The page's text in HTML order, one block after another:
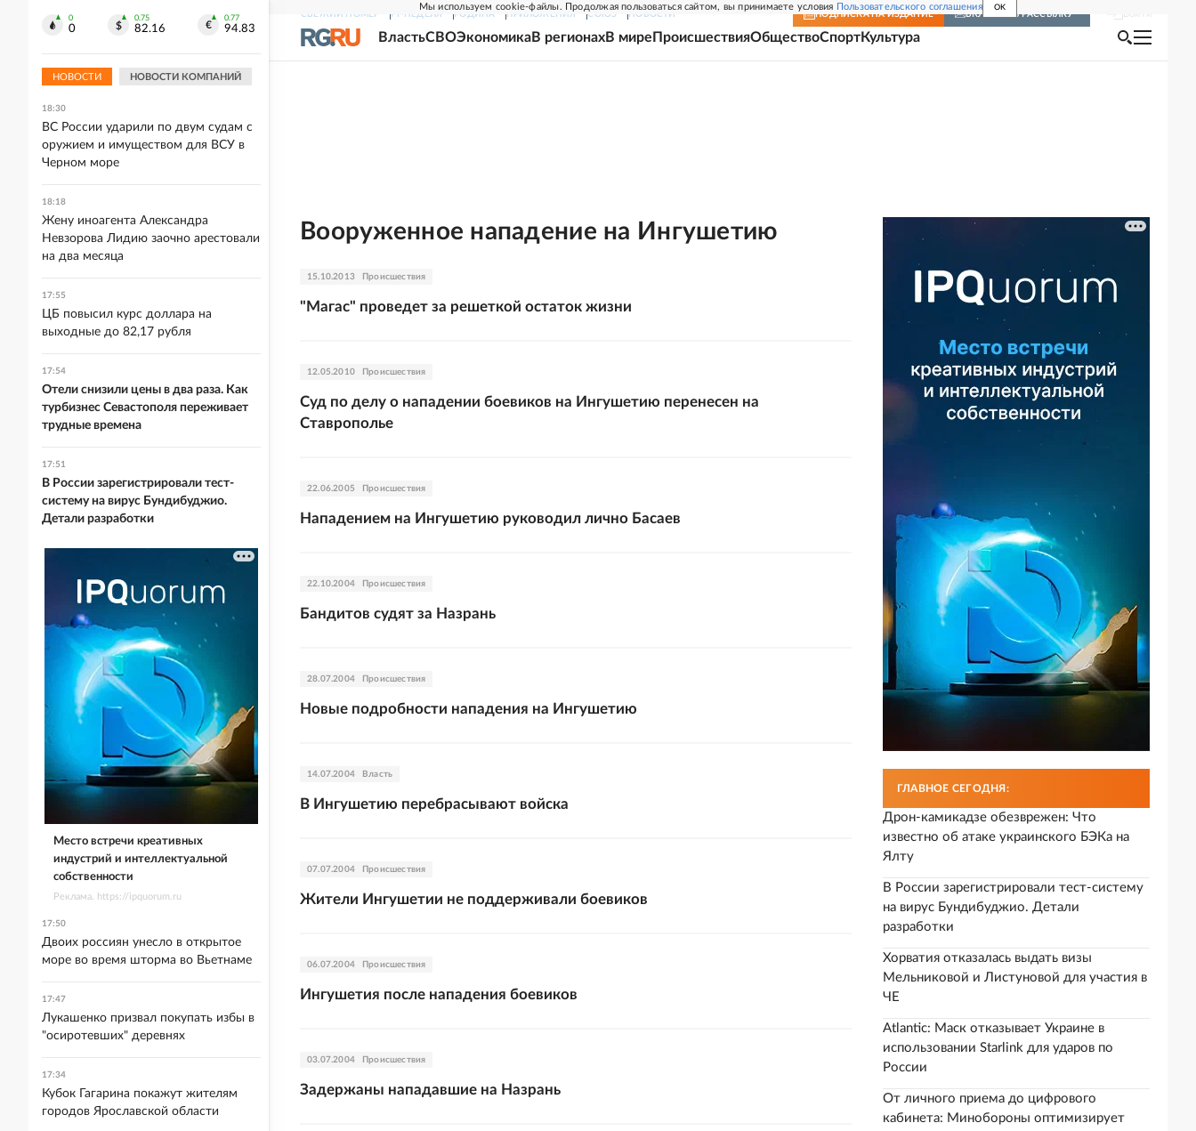
Мы используем cookie-файлы. Продолжая пользоваться сайтом, вы принимаете условия Пользовательского соглашения OK
СВЕЖИЙ НОМЕР РГ-НЕДЕЛЯ РОДИНА ПРИЛОЖЕНИЯ СОЮЗ НОВОСТИ ПОДПИСКА НА ИЗДАНИЕ ВКЛЮЧИТЬ РАССЫЛКУ
ВластьСВОЭкономикаВ регионахВ мире ПроисшествияОбществоСпортКультура
Вооруженное нападение на Ингушетию
15.10.2013 Происшествия
"Магас" проведет за решеткой остаток жизни
12.05.2010 Происшествия
Суд по делу о нападении боевиков на Ингушетию перенесен на
Ставрополье
22.06.2005 Происшествия
Нападением на Ингушетию руководил лично Басаев
22.10.2004 Происшествия
Бандитов судят за Назрань
28.07.2004 Происшествия
Новые подробности нападения на Ингушетию
14.07.2004 Власть
В Ингушетию перебрасывают войска
07.07.2004 Происшествия
Жители Ингушетии не поддерживали боевиков
06.07.2004 Происшествия
Ингушетия после нападения боевиков
03.07.2004 Происшествия
Задержаны нападавшие на Назрань
ГЛАВНОЕ СЕГОДНЯ:
Дрон-камикадзе обезврежен: Что
известно об атаке украинского БЭКа на
Ялту
В России зарегистрировали тест-систему
на вирус Бундибуджио. Детали
разработки
Хорватия отказалась выдать визы
Мельниковой и Листуновой для участия в
ЧЕ
Atlantic: Маск отказывает Украине в
использовании Starlink для ударов по
России
От личного приема до цифрового
кабинета: Минобороны оптимизирует
0
0
0.75
82.16
0.77
94.83
НОВОСТИ НОВОСТИ КОМПАНИЙ
18:52
При консервации дома важно
почему
18:30
ВС России ударили по двум судам с
оружием и имуществом для ВСУ в
Черном море
18:18
Жену иноагента Александра
Невзорова Лидию заочно арестовали
на два месяца
17:55
ЦБ повысил курс доллара на
выходные до 82,17 рубля
17:54
Отели снизили цены в два раза. Как
турбизнес Севастополя переживает
трудные времена
17:51
В России зарегистрировали тест-
систему на вирус Бундибуджио.
Детали разработки
Место встречи креативных
индустрий и интеллектуальной
собственности
Реклама. https://ipquorum.ru
17:50
Двоих россиян унесло в открытое
море во время шторма во Вьетнаме
17:47
Лукашенко призвал покупать избы в
"осиротевших" деревнях
17:34
Кубок Гагарина покажут жителям
городов Ярославской области